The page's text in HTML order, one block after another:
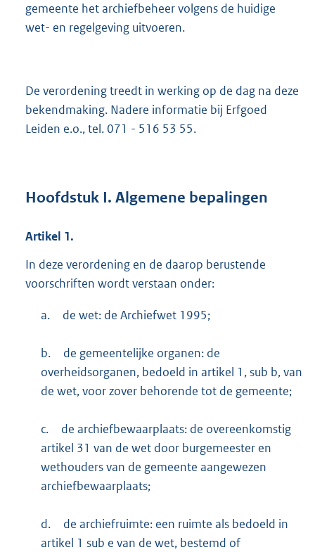
5
gemeente het archiefbeheer volgens de huidige
wet- en regelgeving uitvoeren.
De verordening treedt in werking op de dag na deze
bekendmaking. Nadere informatie bij Erfgoed
Leiden e.o., tel. 071 - 516 53 55.
Hoofdstuk I. Algemene bepalingen
Artikel 1.
In deze verordening en de daarop berustende
voorschriften wordt verstaan onder:
a. de wet: de Archiefwet 1995;
b.
de gemeentelijke organen: de
overheidsorganen, bedoeld in artikel 1, sub b, van
de wet, voor zover behorende tot de gemeente;
c.
de archiefbewaarplaats: de overeenkomstig
artikel 31 van de wet door burgemeester en
wethouders van de gemeente aangewezen
archiefbewaarplaats;
d.
de archiefruimte: een ruimte als bedoeld in
artikel 1 sub e van de wet, bestemd of